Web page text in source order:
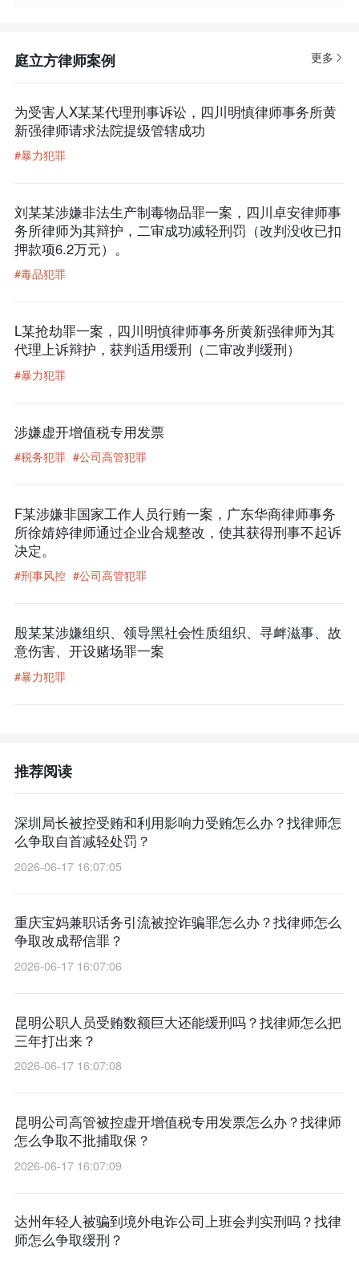
庭立方律师案例 更多
为受害人X某某代理刑事诉讼，四川明慎律师事务所黄
新强律师请求法院提级管辖成功
#暴力犯罪
刘某某涉嫌非法生产制毒物品罪一案，四川卓安律师事
务所律师为其辩护，二审成功减轻刑罚（改判没收已扣
押款项6.2万元）。
#毒品犯罪
L某抢劫罪一案，四川明慎律师事务所黄新强律师为其
代理上诉辩护，获判适用缓刑（二审改判缓刑）
#暴力犯罪
涉嫌虚开增值税专用发票
#税务犯罪 #公司高管犯罪
F某涉嫌非国家工作人员行贿一案，广东华商律师事务
所徐婧婷律师通过企业合规整改，使其获得刑事不起诉
决定。
#刑事风控 #公司高管犯罪
殷某某涉嫌组织、领导黑社会性质组织、寻衅滋事、故
意伤害、开设赌场罪一案
#暴力犯罪
推荐阅读
深圳局长被控受贿和利用影响力受贿怎么办？找律师怎
么争取自首减轻处罚？
2026-06-17 16:07:05
重庆宝妈兼职话务引流被控诈骗罪怎么办？找律师怎么
争取改成帮信罪？
2026-06-17 16:07:06
昆明公职人员受贿数额巨大还能缓刑吗？找律师怎么把
三年打出来？
2026-06-17 16:07:08
昆明公司高管被控虚开增值税专用发票怎么办？找律师
怎么争取不批捕取保？
2026-06-17 16:07:09
达州年轻人被骗到境外电诈公司上班会判实刑吗？找律
师怎么争取缓刑？